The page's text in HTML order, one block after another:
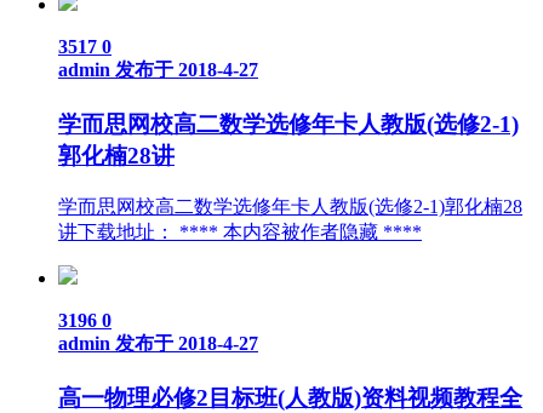
3517 0
admin 发布于 2018-4-27
学而思网校高二数学选修年卡人教版(选修2-1)
郭化楠28讲
学而思网校高二数学选修年卡人教版(选修2-1)郭化楠28
讲下载地址： **** 本内容被作者隐藏 ****
3196 0
admin 发布于 2018-4-27
高一物理必修2目标班(人教版)资料视频教程全